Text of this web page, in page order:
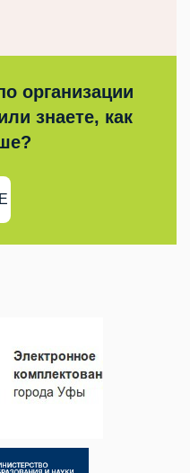
организации
знаете, как